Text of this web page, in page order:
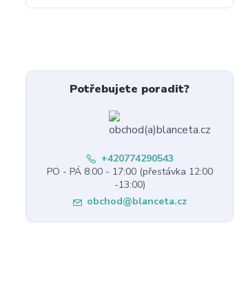
Potřebujete poradit?
+420774290543
PO - PÁ 8:00 - 17:00 (přestávka 12:00
-13:00)
obchod@blanceta.cz